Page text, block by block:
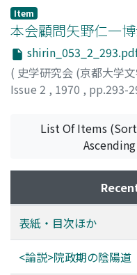
く、金山二大会社の直接
うえに、遮蔽された背後
て、便宜と指示とを与
て、失敗して四年後のブ
る。本稿は、陰謀のほん
山経営上の環境と共謀の
Item
本会顧問矢野仁一
( 史学研究会 (京都大学
Issue 2 , 1970 , pp.293-
List Of Items
表紙・目次ほか
<論説>院政期の陰陽道